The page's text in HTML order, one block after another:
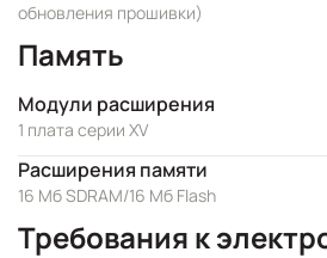
обновления прошивки)
Память
Модули расширения
1 плата серии XV
Расширения памяти
16 Мб SDRAM/16 Мб Flash
Требования к